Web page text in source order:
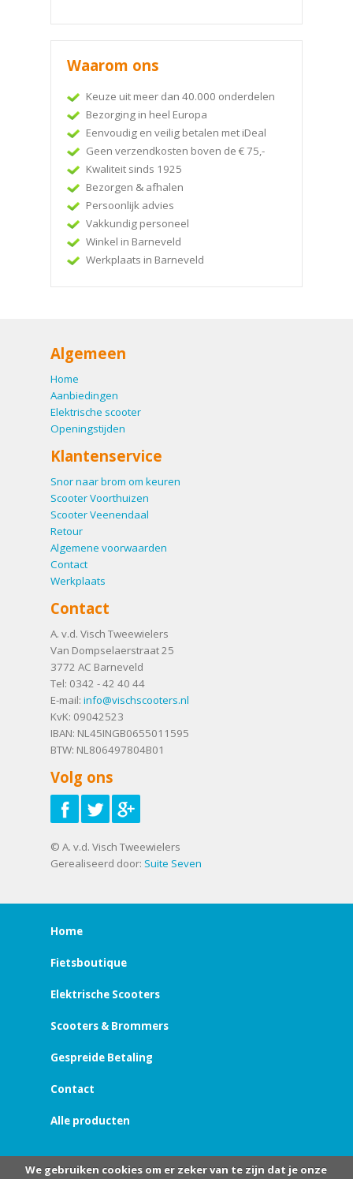
Waarom ons
Keuze uit meer dan 40.000 onderdelen
Bezorging in heel Europa
Eenvoudig en veilig betalen met iDeal
Geen verzendkosten boven de € 75,-
Kwaliteit sinds 1925
Bezorgen & afhalen
Persoonlijk advies
Vakkundig personeel
Winkel in Barneveld
Werkplaats in Barneveld
Algemeen
Home
Aanbiedingen
Elektrische scooter
Openingstijden
Klantenservice
Snor naar brom om keuren
Scooter Voorthuizen
Scooter Veenendaal
Retour
Algemene voorwaarden
Contact
Werkplaats
Contact
A. v.d. Visch Tweewielers
Van Dompselaerstraat 25
3772 AC Barneveld
Tel: 0342 - 42 40 44
E-mail: info@vischscooters.nl
KvK: 09042523
IBAN: NL45INGB0655011595
BTW: NL806497804B01
Volg ons
© A. v.d. Visch Tweewielers
Gerealiseerd door: Suite Seven
Home
Fietsboutique
Elektrische Scooters
Scooters & Brommers
Gespreide Betaling
Contact
Alle producten
We gebruiken cookies om er zeker van te zijn dat je onze